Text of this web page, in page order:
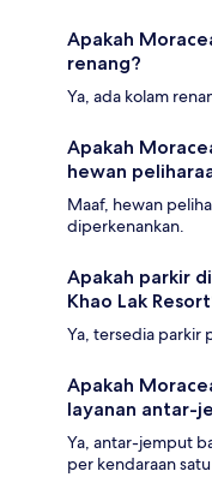
Apakah
renang?
Ya, ada kolam
Apakah
hewan
Maaf, hewan
diperkenankan.
Apakah parkir
Khao Lak
Ya, tersedia parkir
Apakah
layanan antar-
Ya, antar-jemput
per kendaraan